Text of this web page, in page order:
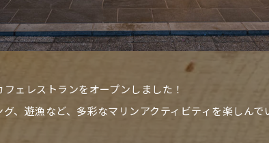
ェレストランをオープンしました！
、遊漁など、多彩なマリンアクティビティを楽しんで